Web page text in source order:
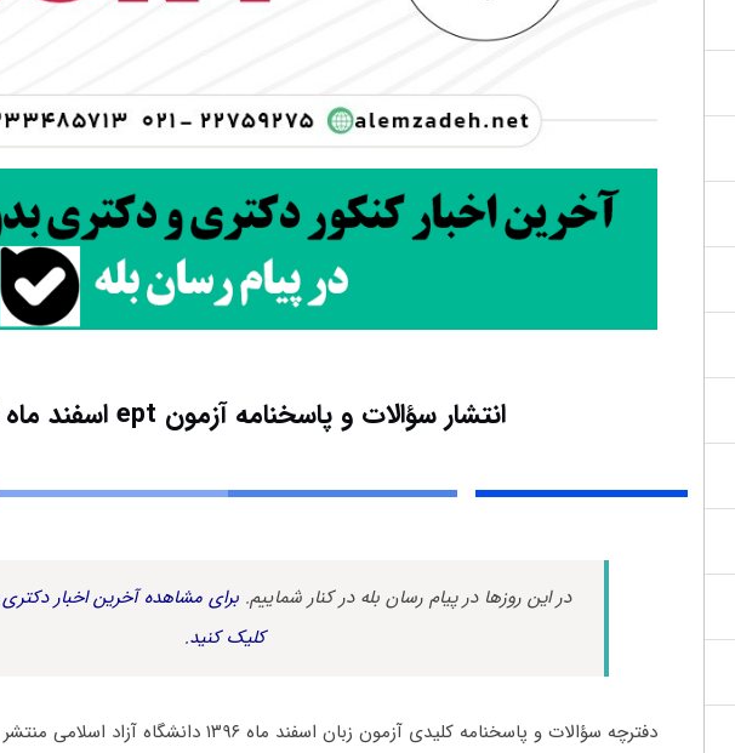
انتشار سؤالات و پاسخنامه آزمون ept اسفند ماه 96
در این روزها در پیام رسان بله در کنار شماییم. برای مشاهده آخرین اخبار دکتری
کلیک کنید.
دفترچه سؤالات و پاسخنامه کلیدی آزمون زبان اسفند ماه ۱۳۹۶ دانشگاه آزاد اسلامی منتشر شد.